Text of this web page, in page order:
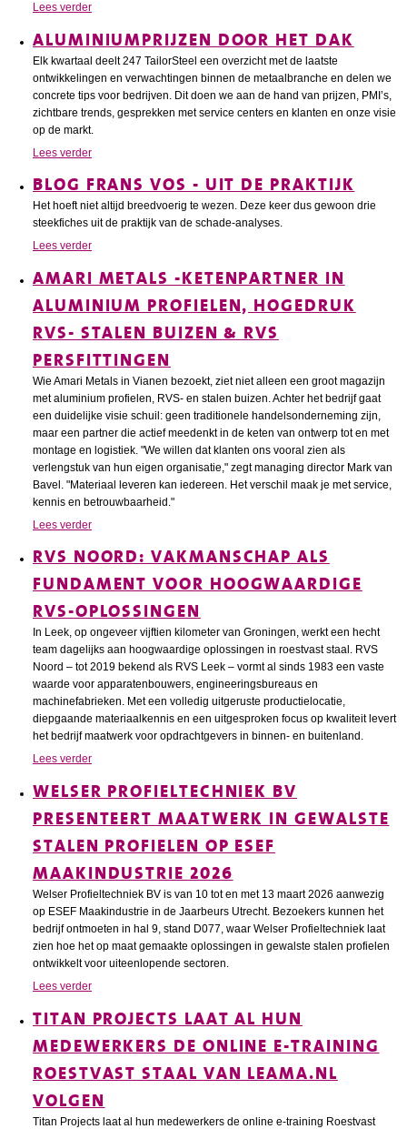
Lees verder
ALUMINIUMPRIJZEN DOOR HET DAK
Elk kwartaal deelt 247 TailorSteel een overzicht met de laatste
ontwikkelingen en verwachtingen binnen de metaalbranche en delen we
concrete tips voor bedrijven. Dit doen we aan de hand van prijzen, PMI’s,
zichtbare trends, gesprekken met service centers en klanten en onze visie
op de markt.
Lees verder
BLOG FRANS VOS - UIT DE PRAKTIJK
Het hoeft niet altijd breedvoerig te wezen. Deze keer dus gewoon drie
steekfiches uit de praktijk van de schade-analyses.
Lees verder
AMARI METALS -KETENPARTNER IN
ALUMINIUM PROFIELEN, HOGEDRUK
RVS- STALEN BUIZEN & RVS
PERSFITTINGEN
Wie Amari Metals in Vianen bezoekt, ziet niet alleen een groot magazijn
met aluminium profielen, RVS- en stalen buizen. Achter het bedrijf gaat
een duidelijke visie schuil: geen traditionele handelsonderneming zijn,
maar een partner die actief meedenkt in de keten van ontwerp tot en met
montage en logistiek. "We willen dat klanten ons vooral zien als
verlengstuk van hun eigen organisatie," zegt managing director Mark van
Bavel. "Materiaal leveren kan iedereen. Het verschil maak je met service,
kennis en betrouwbaarheid."
Lees verder
RVS NOORD: VAKMANSCHAP ALS
FUNDAMENT VOOR HOOGWAARDIGE
RVS-OPLOSSINGEN
In Leek, op ongeveer vijftien kilometer van Groningen, werkt een hecht
team dagelijks aan hoogwaardige oplossingen in roestvast staal. RVS
Noord – tot 2019 bekend als RVS Leek – vormt al sinds 1983 een vaste
waarde voor apparatenbouwers, engineeringsbureaus en
machinefabrieken. Met een volledig uitgeruste productielocatie,
diepgaande materiaalkennis en een uitgesproken focus op kwaliteit levert
het bedrijf maatwerk voor opdrachtgevers in binnen- en buitenland.
Lees verder
WELSER PROFIELTECHNIEK BV
PRESENTEERT MAATWERK IN GEWALSTE
STALEN PROFIELEN OP ESEF
MAAKINDUSTRIE 2026
Welser Profieltechniek BV is van 10 tot en met 13 maart 2026 aanwezig
op ESEF Maakindustrie in de Jaarbeurs Utrecht. Bezoekers kunnen het
bedrijf ontmoeten in hal 9, stand D077, waar Welser Profieltechniek laat
zien hoe het op maat gemaakte oplossingen in gewalste stalen profielen
ontwikkelt voor uiteenlopende sectoren.
Lees verder
TITAN PROJECTS LAAT AL HUN
MEDEWERKERS DE ONLINE E-TRAINING
ROESTVAST STAAL VAN LEAMA.NL
VOLGEN
Titan Projects laat al hun medewerkers de online e-training Roestvast